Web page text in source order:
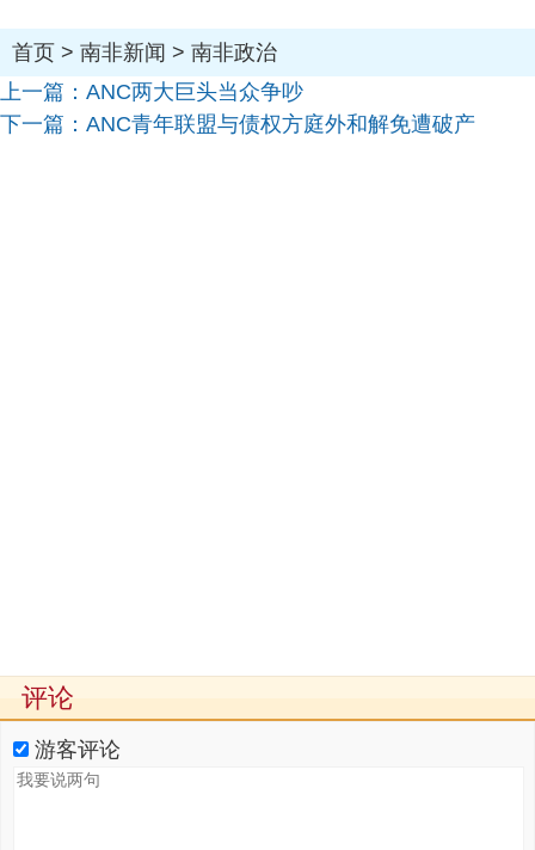
首页 > 南非新闻 > 南非政治
上一篇： ANC两大巨头当众争吵
下一篇： ANC青年联盟与债权方庭外和解免遭破产
评论
游客评论